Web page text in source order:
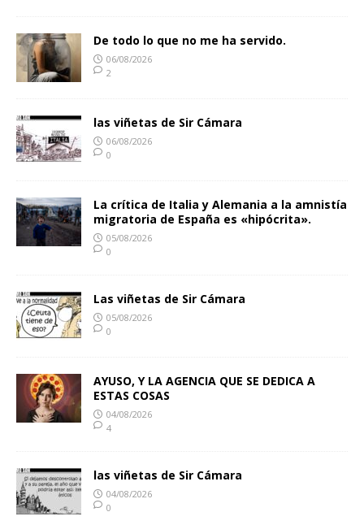
De todo lo que no me ha servido.
06/08/2026
2
las viñetas de Sir Cámara
06/08/2026
0
La crítica de Italia y Alemania a la amnistía
migratoria de España es «hipócrita».
05/08/2026
0
Las viñetas de Sir Cámara
05/08/2026
0
AYUSO, Y LA AGENCIA QUE SE DEDICA A
ESTAS COSAS
04/08/2026
4
las viñetas de Sir Cámara
04/08/2026
0